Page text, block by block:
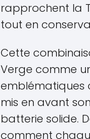
rapprochent la
tout en
Cette
Verge comme
emblématiques
mis en avant
batterie solide.
comment